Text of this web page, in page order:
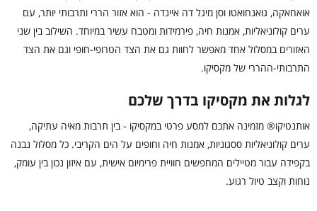
אואחאקה, גואנחואטו וסן מיגל דה איינדה - הוא אזור הררי ותרבותי יותר, עם
ערים קולוניאליות, אמנות חיה, פירמידות ומטבח עשיר במיוחד. השילוב בין שני
האזורים במסלול אחד מאפשר לחוות גם את הצד הטרופי-חופי וגם את הצד
התרבותי-ההררי של מקסיקו.
לגלות את מקסיקו בדרך שלכם
אותנטיקו® מזמינה אתכם למסע פרטי במקסיקו - בין תרבות מאיה עתיקה,
ערים קולוניאליות ססגוניות, אמנות חיה וחופים על הים הקריבי. כל מסלול נבנה
בקפידה עבור מטיילים המחפשים חוויית פרימיום אישית, עם איזון נכון בין עומק,
נוחות וקצב טיול רגוע.